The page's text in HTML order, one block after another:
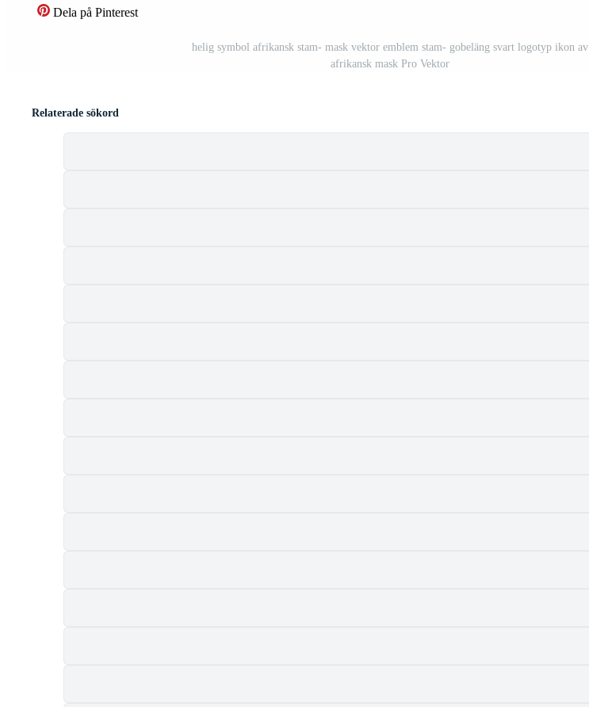
Dela på Pinterest
helig symbol afrikansk stam- mask vektor emblem stam- gobeläng svart logotyp ikon av
afrikansk mask Pro Vektor
Relaterade sökord